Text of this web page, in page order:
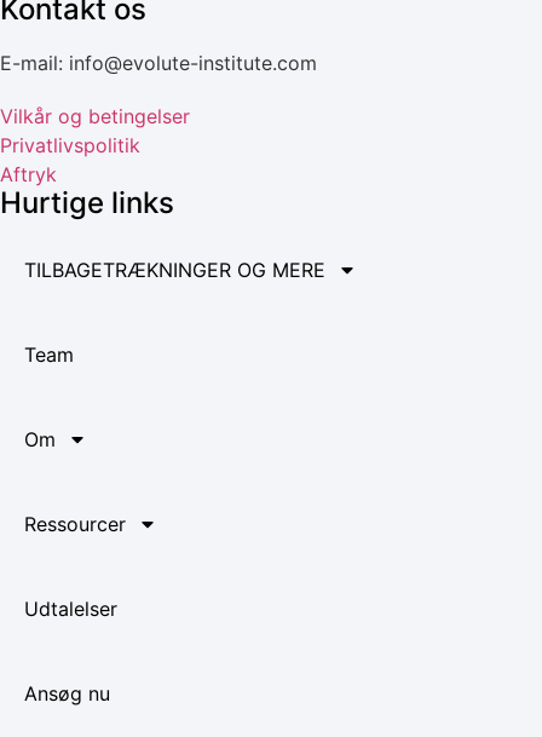
Kontakt os
E-mail: info@evolute-institute.com
Vilkår og betingelser
Privatlivspolitik
Aftryk
Hurtige links
TILBAGETRÆKNINGER OG MERE
Team
Om
Ressourcer
Udtalelser
Ansøg nu